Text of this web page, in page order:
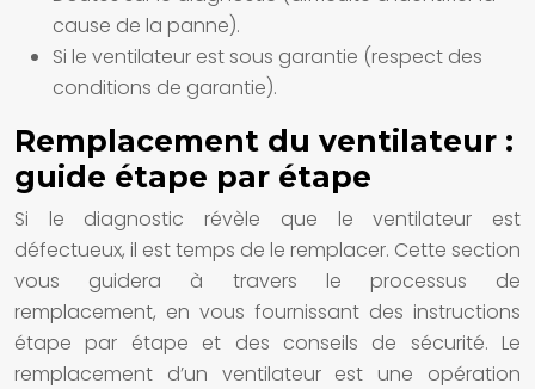
cause de la panne).
Si le ventilateur est sous garantie (respect des
conditions de garantie).
Remplacement du ventilateur :
guide étape par étape
Si le diagnostic révèle que le ventilateur est
défectueux, il est temps de le remplacer. Cette section
vous guidera à travers le processus de
remplacement, en vous fournissant des instructions
étape par étape et des conseils de sécurité. Le
remplacement d’un ventilateur est une opération